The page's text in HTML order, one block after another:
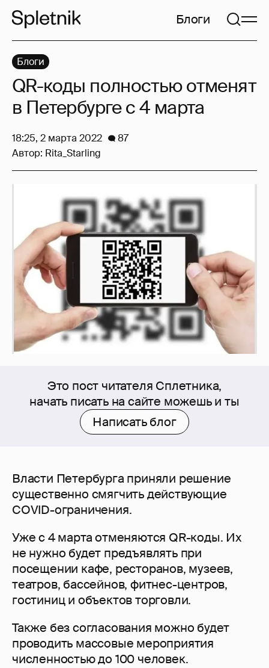
Блоги
Это пост читателя Сплетника,
начать писать на сайте можешь и ты
Написать блог
Власти Петербурга приняли решение
существенно смягчить действующие
COVID-ограничения.
Уже с 4 марта отменяются QR-коды. Их
не нужно будет предъявлять при
посещении кафе, ресторанов, музеев,
театров, бассейнов, фитнес-центров,
гостиниц и объектов торговли.
Также без согласования можно будет
проводить массовые мероприятия
численностью до 100 человек.
Блоги
QR-коды полностью отменят
в Петербурге с 4 марта
18:25, 2 марта 2022
87
Автор: Rita_Starling